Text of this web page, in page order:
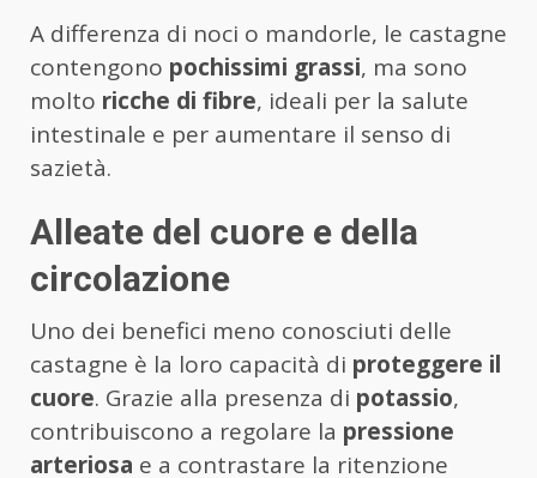
A differenza di noci o mandorle, le castagne
contengono pochissimi grassi, ma sono
molto ricche di fibre, ideali per la salute
intestinale e per aumentare il senso di
sazietà.
Alleate del cuore e della
circolazione
Uno dei benefici meno conosciuti delle
castagne è la loro capacità di proteggere il
cuore. Grazie alla presenza di potassio,
contribuiscono a regolare la pressione
arteriosa e a contrastare la ritenzione